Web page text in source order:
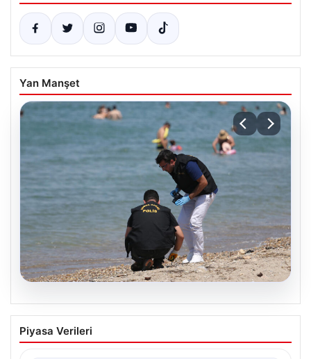
Yan Manşet
Çanakkale sahilinde bulunan mühimmat
paniğe neden oldu
Piyasa Verileri